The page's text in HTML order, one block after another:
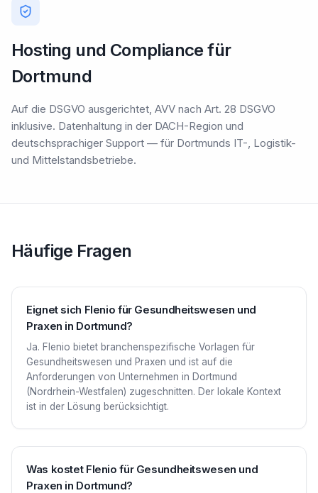
Hosting und Compliance für
Dortmund
Auf die DSGVO ausgerichtet, AVV nach Art. 28 DSGVO
inklusive. Datenhaltung in der DACH-Region und
deutschsprachiger Support — für Dortmunds IT-, Logistik-
und Mittelstandsbetriebe.
Häufige Fragen
Eignet sich Flenio für Gesundheitswesen und
Praxen in Dortmund?
Ja. Flenio bietet branchenspezifische Vorlagen für
Gesundheitswesen und Praxen und ist auf die
Anforderungen von Unternehmen in Dortmund
(Nordrhein-Westfalen) zugeschnitten. Der lokale Kontext
ist in der Lösung berücksichtigt.
Was kostet Flenio für Gesundheitswesen und
Praxen in Dortmund?